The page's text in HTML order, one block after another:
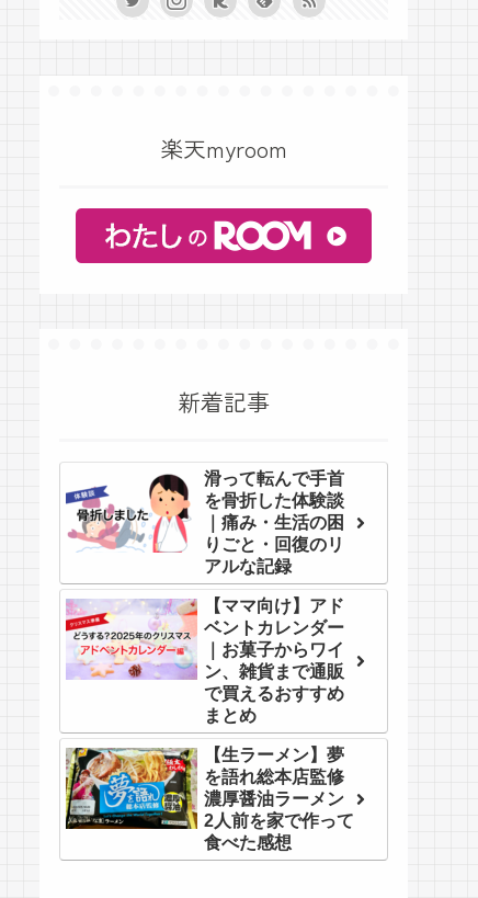
楽天myroom
新着記事
滑って転んで手首
を骨折した体験談
｜痛み・生活の困
りごと・回復のリ
アルな記録
【ママ向け】アド
ベントカレンダー
｜お菓子からワイ
ン、雑貨まで通販
で買えるおすすめ
まとめ
【生ラーメン】夢
を語れ総本店監修
濃厚醤油ラーメン
2人前を家で作って
食べた感想